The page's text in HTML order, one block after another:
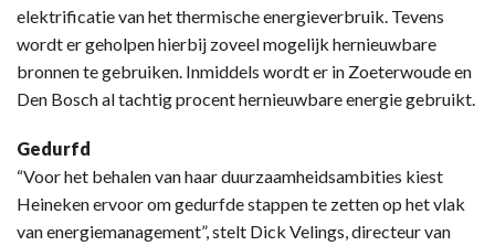
elektrificatie van het thermische energieverbruik. Tevens
wordt er geholpen hierbij zoveel mogelijk hernieuwbare
bronnen te gebruiken. Inmiddels wordt er in Zoeterwoude en
Den Bosch al tachtig procent hernieuwbare energie gebruikt.
Gedurfd
“Voor het behalen van haar duurzaamheidsambities kiest
Heineken ervoor om gedurfde stappen te zetten op het vlak
van energiemanagement”, stelt Dick Velings, directeur van